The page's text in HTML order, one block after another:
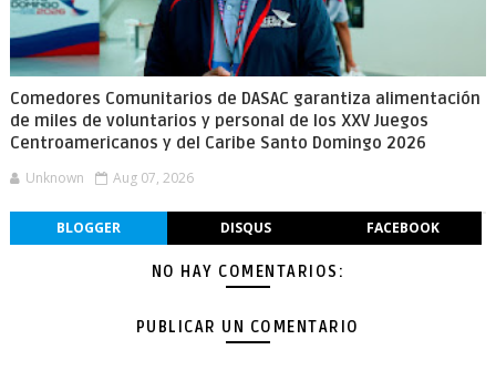
Comedores Comunitarios de DASAC garantiza alimentación
de miles de voluntarios y personal de los XXV Juegos
Centroamericanos y del Caribe Santo Domingo 2026
Unknown Aug 07, 2026
BLOGGER DISQUS FACEBOOK
NO HAY COMENTARIOS:
PUBLICAR UN COMENTARIO